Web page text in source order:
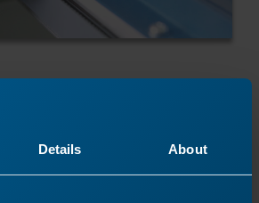
Details About
du capteur.
nouveau serre-câble à travers